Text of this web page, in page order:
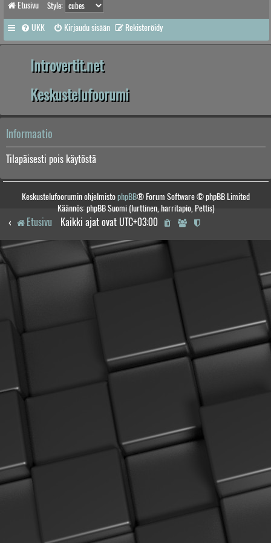
Etusivu Style:
UKK Kirjaudu sisään Rekisteröidy
Introvertit.net
Keskustelufoorumi
Informaatio
Tilapäisesti pois käytöstä
Keskustelufoorumin ohjelmistophpBB® Forum Software © phpBB Limited
Käännös: phpBB Suomi (lurttinen, harritapio, Pettis)
Etusivu Kaikki ajat ovat UTC+03:00